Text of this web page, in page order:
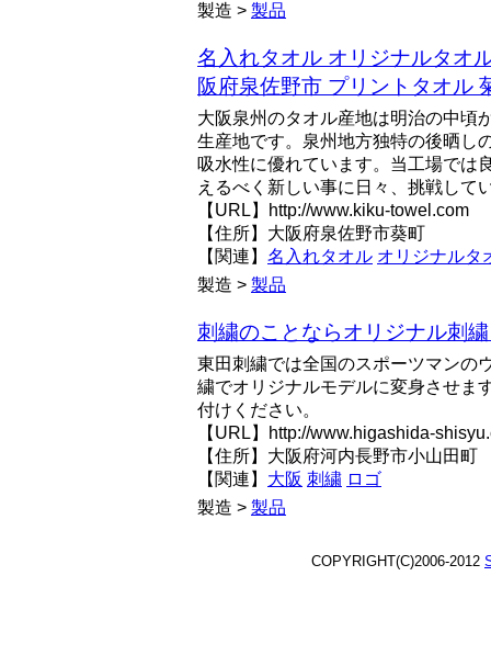
製造 > 製品
名入れタオル オリジナルタオ
阪府泉佐野市 プリントタオル
大阪泉州のタオル産地は明治の中頃
生産地です。泉州地方独特の後晒し
吸水性に優れています。当工場では
えるべく新しい事に日々、挑戦して
【URL】http://www.kiku-towel.com
【住所】大阪府泉佐野市葵町
【関連】 名入れタオル オリジナルタ
製造 > 製品
刺繍のことならオリジナル刺
東田刺繍では全国のスポーツマンの
繍でオリジナルモデルに変身させま
付けください。
【URL】http://www.higashida-
【住所】大阪府河内長野市小山田町
【関連】 大阪 刺繍 ロゴ
製造 > 製品
COPYRIGHT(C)2006-2012